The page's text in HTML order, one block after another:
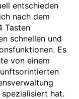
entschieden
nach dem
Tasten
schnellen und
Es
von einem
hat.